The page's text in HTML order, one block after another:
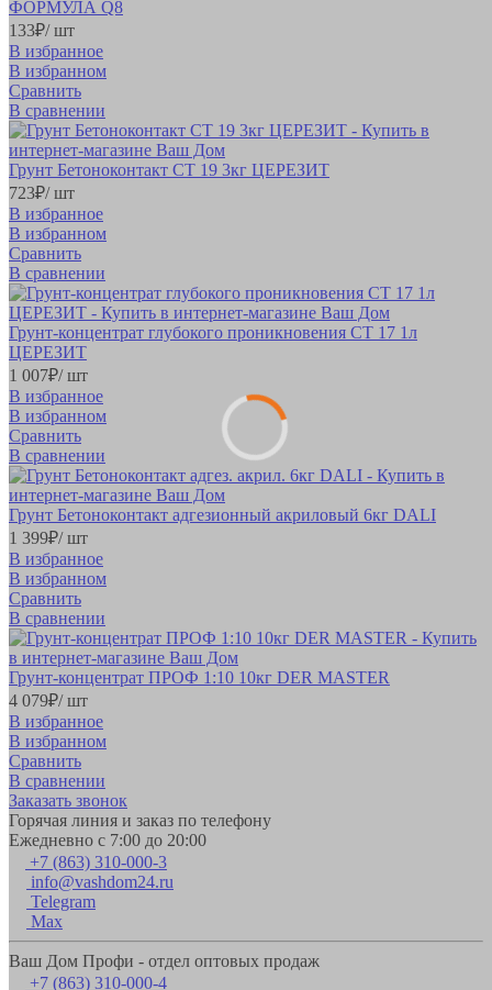
ФОРМУЛА Q8
133₽/ шт
В избранное
В избранном
Сравнить
В сравнении
Грунт Бетоноконтакт CT 19 3кг ЦЕРЕЗИТ
723₽/ шт
В избранное
В избранном
Сравнить
В сравнении
Грунт-концентрат глубокого проникновения CT 17 1л
ЦЕРЕЗИТ
1 007₽/ шт
В избранное
В избранном
Сравнить
В сравнении
Грунт Бетоноконтакт адгезионный акриловый 6кг DALI
1 399₽/ шт
В избранное
В избранном
Сравнить
В сравнении
Грунт-концентрат ПРОФ 1:10 10кг DER MASTER
4 079₽/ шт
В избранное
В избранном
Сравнить
В сравнении
Заказать звонок
Горячая линия и заказ по телефону
Ежедневно с 7:00 до 20:00
+7 (863) 310-000-3
info@vashdom24.ru
Telegram
Max
Ваш Дом Профи - отдел оптовых продаж
+7 (863) 310-000-4